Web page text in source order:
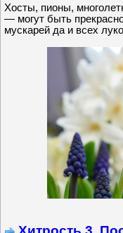
Хосты, пионы,
— могут быть
мускарей да и всех